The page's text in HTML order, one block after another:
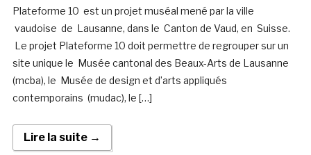
Plateforme 10 est un projet muséal mené par la ville
vaudoise de Lausanne, dans le Canton de Vaud, en Suisse.
Le projet Plateforme 10 doit permettre de regrouper sur un
site unique le Musée cantonal des Beaux-Arts de Lausanne
(mcba), le Musée de design et d’arts appliqués
contemporains (mudac), le […]
Lire la suite →